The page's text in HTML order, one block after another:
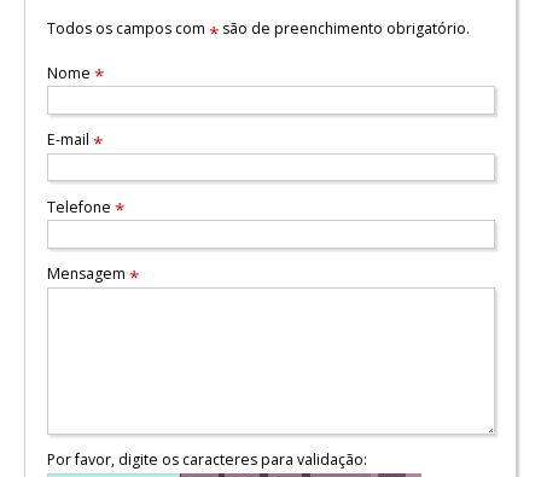
Todos os campos com *são de preenchimento obrigatório.
Nome *
E-mail *
Telefone *
Mensagem *
Por favor, digite os caracteres para validação: